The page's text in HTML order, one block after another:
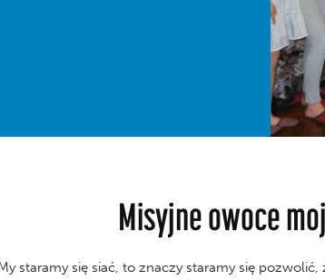
Misyjne owoce
staramy się siać, to znaczy staramy się